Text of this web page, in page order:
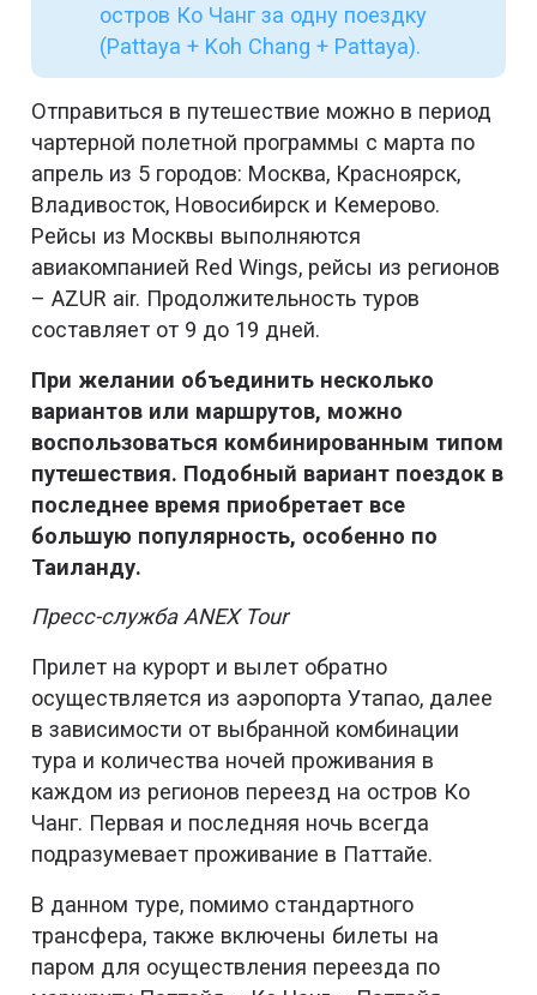
остров Ко Чанг за одну поездку
(Pattaya + Koh Chang + Pattaya).
Отправиться в путешествие можно в период
чартерной полетной программы с марта по
апрель из 5 городов: Москва, Красноярск,
Владивосток, Новосибирск и Кемерово.
Рейсы из Москвы выполняются
авиакомпанией Red Wings, рейсы из регионов
– AZUR air. Продолжительность туров
составляет от 9 до 19 дней.
При желании объединить несколько
вариантов или маршрутов, можно
воспользоваться комбинированным типом
путешествия. Подобный вариант поездок в
последнее время приобретает все
большую популярность, особенно по
Таиланду.
Пресс-служба ANEX Tour
Прилет на курорт и вылет обратно
осуществляется из аэропорта Утапао, далее
в зависимости от выбранной комбинации
тура и количества ночей проживания в
каждом из регионов переезд на остров Ко
Чанг. Первая и последняя ночь всегда
подразумевает проживание в Паттайе.
В данном туре, помимо стандартного
трансфера, также включены билеты на
паром для осуществления переезда по